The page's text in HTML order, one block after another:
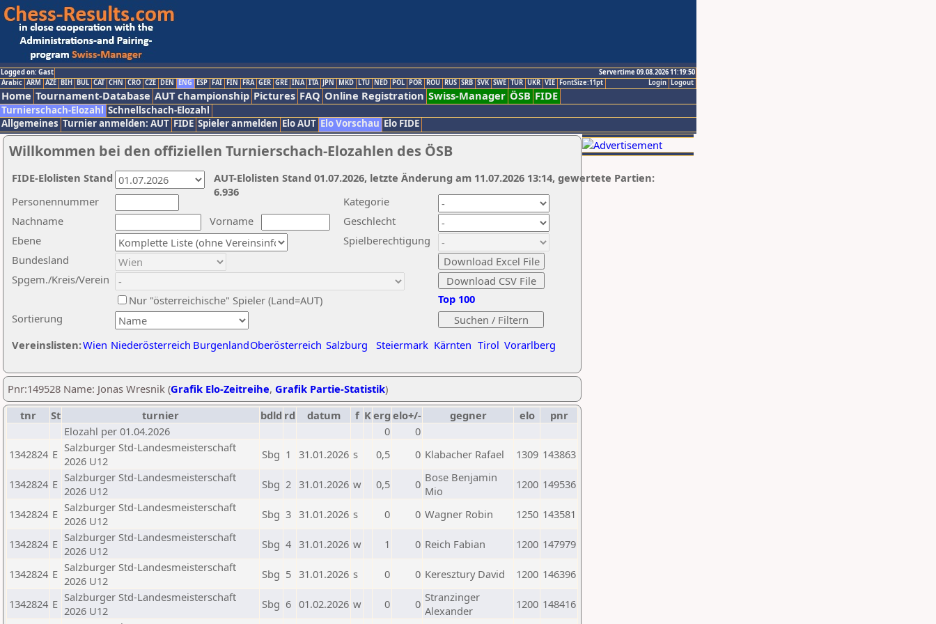
Logged on: Gast
Servertime 09.08.2026 11:19:50
Logout
Login
Arabic ARM AZE BIH BUL CAT CHN CRO CZE DEN ENG ESP FAI FIN FRA GER GRE INA ITA JPN MKD LTU NED POL POR ROU RUS SRB SVK SWE TUR UKR VIE FontSize:11pt
Home Tournament-Database AUT championship Pictures FAQ Online Registration Swiss-Manager ÖSB FIDE
Turnierschach-Elozahl Schnellschach-Elozahl
Allgemeines Turnier anmelden: AUT FIDE Spieler anmelden Elo AUT Elo Vorschau Elo FIDE
Willkommen bei den offiziellen Turnierschach-Elozahlen des ÖSB
Nachname
Vorname
Ebene
Kategorie
Sortierung
Personennummer
Bundesland
Spgem./Kreis/Verein
Geschlecht
Nur "österreichische" Spieler (Land=AUT)
Spielberechtigung
Vereinslisten:Wien Niederösterreich BurgenlandOberösterreich Salzburg Steiermark Kärnten Tirol Vorarlberg
Top 100
AUT-Elolisten Stand 01.07.2026, letzte Änderung am 11.07.2026 13:14, gewertete Partien:
6.936
FIDE-Elolisten Stand
Pnr:149528 Name: Jonas Wresnik (Grafik Elo-Zeitreihe, Grafik Partie-Statistik)
tnr
St turnier bdld rd datum f Kerg elo+/- gegner elo
pnr
Elozahl per 01.04.2026
0
0
1342824 E Salzburger Std-Landesmeisterschaft
2026 U12
Sbg 1 31.01.2026 s 0,5 0 Klabacher Rafael 1309 143863
1342824 E Salzburger Std-Landesmeisterschaft
2026 U12
Sbg 2 31.01.2026 w 0,5 0 Bose Benjamin
Mio
1200 149536
1342824 E Salzburger Std-Landesmeisterschaft
2026 U12
Sbg 3 31.01.2026 s 0 0 Wagner Robin 1250 143581
1342824 E Salzburger Std-Landesmeisterschaft
2026 U12
Sbg 4 31.01.2026 w 1 0 Reich Fabian 1200 147979
1342824 E Salzburger Std-Landesmeisterschaft
2026 U12
Sbg 5 31.01.2026 s 0 0 Keresztury David 1200 146396
1342824 E Salzburger Std-Landesmeisterschaft
2026 U12
Sbg 6 01.02.2026 w 0 0 Stranzinger
Alexander
1200 148416